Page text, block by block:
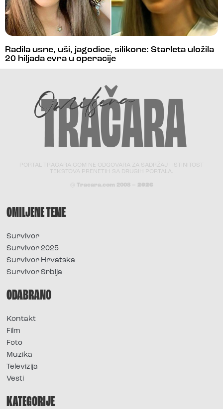
Radila usne, uši, jagodice, silikone: Starleta uložila
20 hiljada evra u operacije
PORTAL TRACARA.COM NE ODGOVARA ZA SADRŽAJ I ISTINITOST
TEKSTOVA PRENETIH SA DRUGIH PORTALA.
© Tracara.com 2008 – 2026
OMILJENE TEME
Survivor
Survivor 2025
Survivor Hrvatska
Survivor Srbija
ODABRANO
Kontakt
Film
Foto
Muzika
Televizija
Vesti
KATEGORIJE